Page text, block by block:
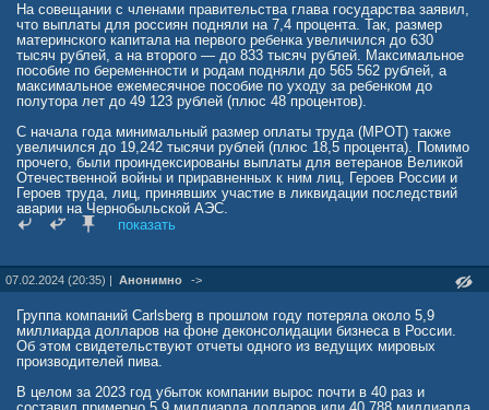
На совещании с членами правительства глава государства заявил,
что выплаты для россиян подняли на 7,4 процента. Так, размер
материнского капитала на первого ребенка увеличился до 630
тысяч рублей, а на второго — до 833 тысяч рублей. Максимальное
пособие по беременности и родам подняли до 565 562 рублей, а
максимальное ежемесячное пособие по уходу за ребенком до
полутора лет до 49 123 рублей (плюс 48 процентов).
С начала года минимальный размер оплаты труда (МРОТ) также
увеличился до 19,242 тысячи рублей (плюс 18,5 процента). Помимо
прочего, были проиндексированы выплаты для ветеранов Великой
Отечественной войны и приравненных к ним лиц, Героев России и
Героев труда, лиц, принявших участие в ликвидации последствий
аварии на Чернобыльской АЭС.
показать
07.02.2024 (20:35) | Анонимно ->
Группа компаний Carlsberg в прошлом году потеряла около 5,9
миллиарда долларов на фоне деконсолидации бизнеса в России.
Об этом свидетельствуют отчеты одного из ведущих мировых
производителей пива.
В целом за 2023 год убыток компании вырос почти в 40 раз и